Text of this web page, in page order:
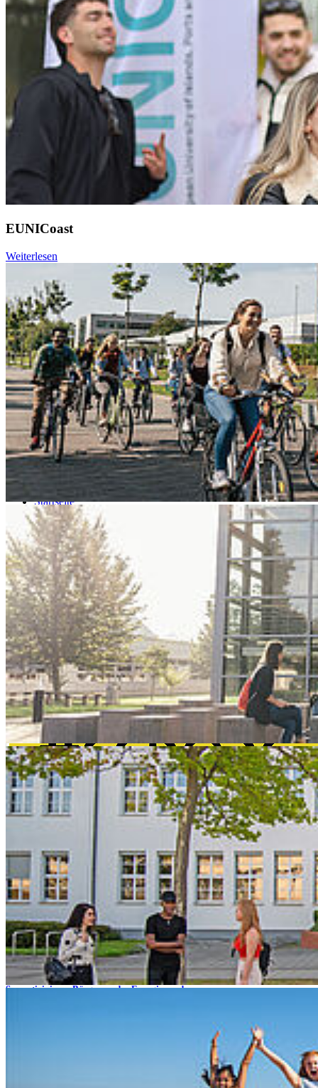
EUNICoast
Weiterlesen
Go to slide 1
Go to slide 2
Go to slide 3
Go to slide 4
Go to slide 5
Go to slide 6
Go to slide 7
Go to slide 8
Go to slide 9
Startseite
HOST
Aktuelles
News
News
30. Juli 2026
Europas Datenanalyse zu Gast an der HOST
Unter der Leitung von Prof. Dr. Gero Szepannek richtet die Fakultät
für Wirtschaft im September 2026 die European Conference on Data
Analysis aus.
weiterlesen
24. Juli 2026
So partizipieren Bürger an der Energiewende